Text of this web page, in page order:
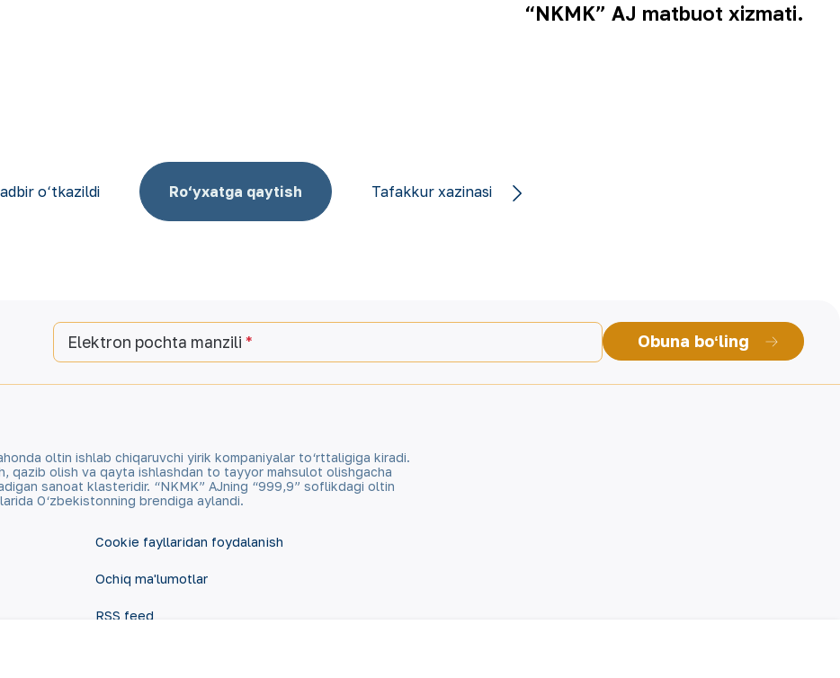
“NKMK” AJ matbuot xizmati.
o‘tkazildi Ro‘yxatga qaytish Tafakkur xazinasi
Elektron pochta manzili Obuna boʻling
oltin ishlab chiqaruvchi yirik kompaniyalar to‘rttaligiga kiradi.
qazib olish va qayta ishlashdan to tayyor mahsulot olishgacha
sanoat klasteridir. “NKMK” AJning “999,9” soflikdagi oltin
O‘zbekistonning brendiga aylandi.
Cookie fayllaridan foydalanish
Ochiq ma'lumotlar
RSS feed